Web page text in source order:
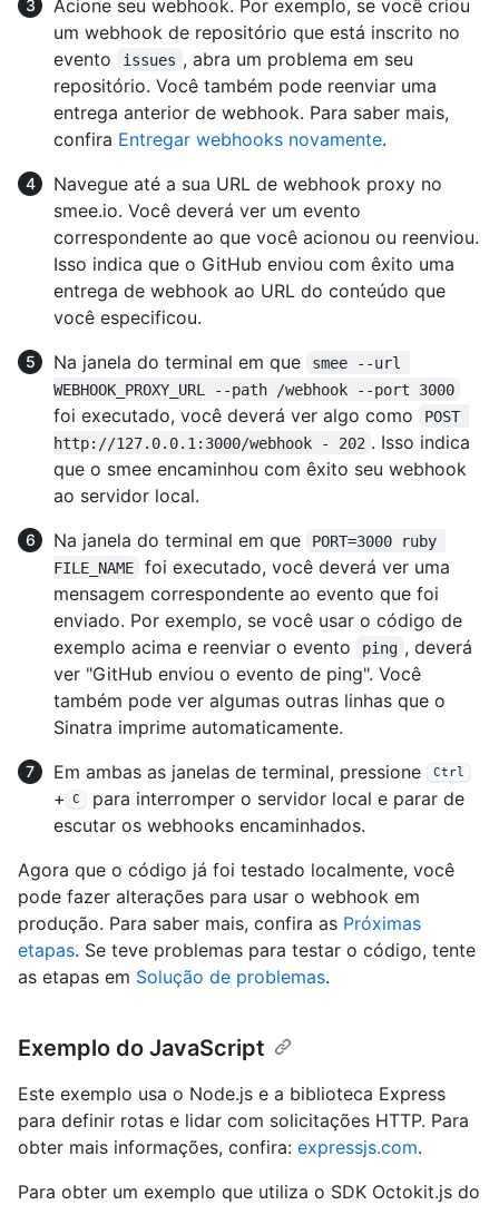
Acione seu webhook. Por exemplo, se você criou
um webhook de repositório que está inscrito no
evento
issues , abra um problema em seu
repositório. Você também pode reenviar uma
entrega anterior de webhook. Para saber mais,
confira Entregar webhooks novamente.
Navegue até a sua URL de webhook proxy no
smee.io. Você deverá ver um evento
correspondente ao que você acionou ou reenviou.
Isso indica que o GitHub enviou com êxito uma
entrega de webhook ao URL do conteúdo que
você especificou.
Na janela do terminal em que
smee --url
WEBHOOK_PROXY_URL --path /webhook --port 3000
foi executado, você deverá ver algo como
POST
http://127.0.0.1:3000/webhook - 202 . Isso indica
que o smee encaminhou com êxito seu webhook
ao servidor local.
Na janela do terminal em que
PORT=3000 ruby
FILE_NAME
foi executado, você deverá ver uma
mensagem correspondente ao evento que foi
enviado. Por exemplo, se você usar o código de
exemplo acima e reenviar o evento
ping , deverá
ver "GitHub enviou o evento de ping". Você
também pode ver algumas outras linhas que o
Sinatra imprime automaticamente.
Em ambas as janelas de terminal, pressione
Ctrl
+ C
para interromper o servidor local e parar de
escutar os webhooks encaminhados.
Agora que o código já foi testado localmente, você
pode fazer alterações para usar o webhook em
produção. Para saber mais, confira as Próximas
etapas. Se teve problemas para testar o código, tente
as etapas em Solução de problemas.
Exemplo do JavaScript
Este exemplo usa o Node.js e a biblioteca Express
para definir rotas e lidar com solicitações HTTP. Para
obter mais informações, confira: expressjs.com.
Para obter um exemplo que utiliza o SDK Octokit.js do